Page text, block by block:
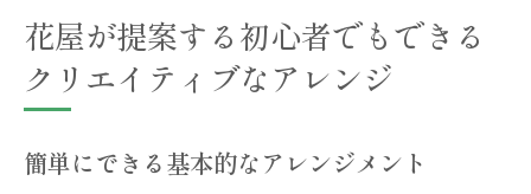
花屋が提案する初心者でもできる
クリエイティブなアレンジ
簡単にできる基本的なアレンジメント